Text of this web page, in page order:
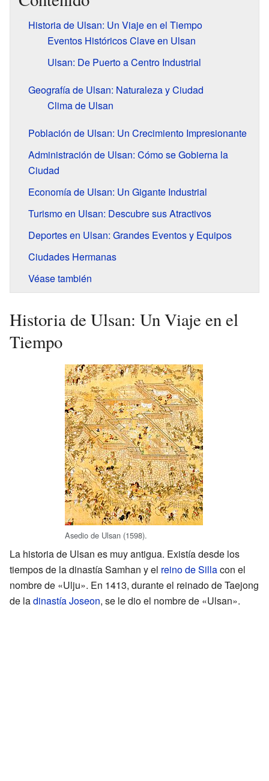
Historia de Ulsan: Un Viaje en el Tiempo
Eventos Históricos Clave en Ulsan
Ulsan: De Puerto a Centro Industrial
Geografía de Ulsan: Naturaleza y Ciudad
Clima de Ulsan
Población de Ulsan: Un Crecimiento Impresionante
Administración de Ulsan: Cómo se Gobierna la
Ciudad
Economía de Ulsan: Un Gigante Industrial
Turismo en Ulsan: Descubre sus Atractivos
Deportes en Ulsan: Grandes Eventos y Equipos
Ciudades Hermanas
Véase también
Historia de Ulsan: Un Viaje en el
Tiempo
Asedio de Ulsan (1598).
La historia de Ulsan es muy antigua. Existía desde los
tiempos de la dinastía Samhan y el reino de Sillacon el
nombre de «Ulju». En 1413, durante el reinado de Taejong
de ladinastía Joseon, se le dio el nombre de «Ulsan».